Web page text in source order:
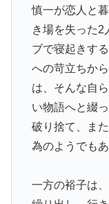
慎一が恋人と
き場を失った2
ブで寝起きす
への苛立ちか
は、そんな自
い物語へと綴
破り捨て、ま
為のようでもあ
一方の裕子は